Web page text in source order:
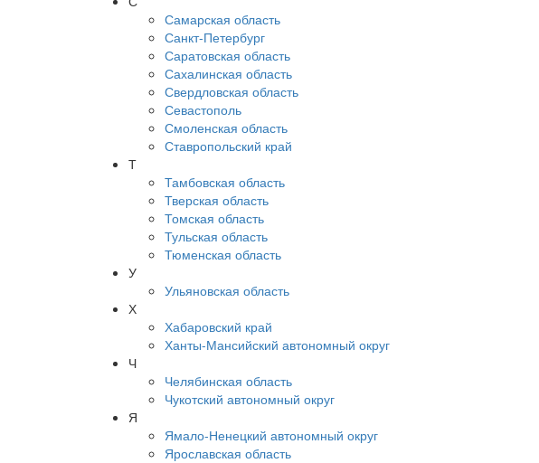
Самарская область
Санкт-Петербург
Саратовская область
Сахалинская область
Свердловская область
Севастополь
Смоленская область
Ставропольский край
Т
Тамбовская область
Тверская область
Томская область
Тульская область
Тюменская область
У
Ульяновская область
Х
Хабаровский край
Ханты-Мансийский автономный округ
Ч
Челябинская область
Чукотский автономный округ
Я
Ямало-Ненецкий автономный округ
Ярославская область